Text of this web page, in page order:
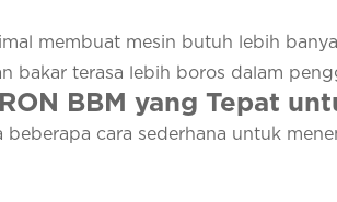
membuat mesin butuh lebih
bakar terasa lebih boros dalam
BBM yang Tepat
beberapa cara sederhana untuk